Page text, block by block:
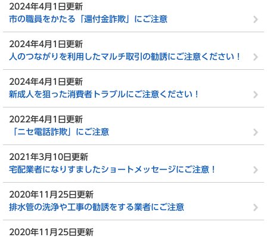
2024年4月1日更新
市の職員をかたる「還付金詐欺」にご注意
2024年4月1日更新
人のつながりを利用したマルチ取引の勧誘にご注意ください！
2024年4月1日更新
新成人を狙った消費者トラブルにご注意ください！
2022年4月1日更新
「ニセ電話詐欺」にご注意
2021年3月10日更新
宅配業者になりすましたショートメッセージにご注意！
2020年11月25日更新
排水管の洗浄や工事の勧誘をする業者にご注意
2020年11月25日更新